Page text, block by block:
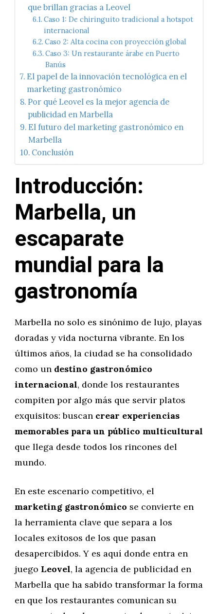
que brillan gracias a Leovel
Caso 1: De chiringuito tradicional a hotspot
internacional
Caso 2: Alta cocina con proyección global
Caso 3: Un restaurante árabe en Puerto
Banús
El papel de la innovación tecnológica en el
marketing gastronómico
Por qué Leovel es la mejor agencia de
publicidad en Marbella
El futuro del marketing gastronómico en
Marbella
Conclusión
Introducción:
Marbella, un
escaparate
mundial para la
gastronomía
Marbella no solo es sinónimo de lujo, playas
doradas y vida nocturna vibrante. En los
últimos años, la ciudad se ha consolidado
como un destino gastronómico
internacional, donde los restaurantes
compiten por algo más que servir platos
exquisitos: buscan crear experiencias
memorables para un público multicultural
que llega desde todos los rincones del
mundo.
En este escenario competitivo, el
marketing gastronómico se convierte en
la herramienta clave que separa a los
locales exitosos de los que pasan
desapercibidos. Y es aquí donde entra en
juego Leovel, la agencia de publicidad en
Marbella que ha sabido transformar la forma
en que los restaurantes comunican su